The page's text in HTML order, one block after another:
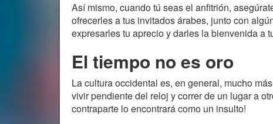
Así mismo, cuando tú seas el anfitrión,
ofrecerles a tus invitados árabes, junto con
expresarles tu aprecio y darles la bienvenida a
El tiempo no es oro
La cultura occidental es, en general, mucho
vivir pendiente del reloj y correr de un lugar a
contraparte lo encontrará como un insulto!